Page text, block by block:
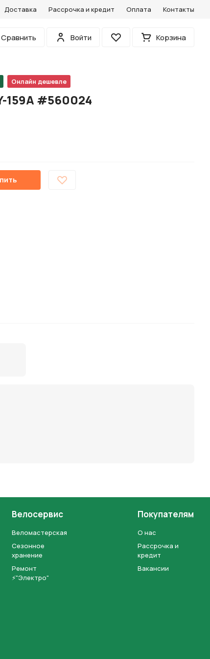
Доставка Рассрочка и кредит Оплата Контакты
Сравнить
Войти
Избранное Корзина
Онлайн дешевле
159A #560024
Велосервис
Веломастерская
Сезонное
хранение
Ремонт
⚡"Электро"
Покупателям
О нас
Рассрочка и
кредит
Вакансии